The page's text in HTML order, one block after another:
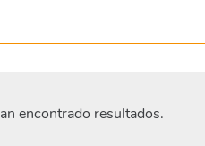
encontrado resultados.